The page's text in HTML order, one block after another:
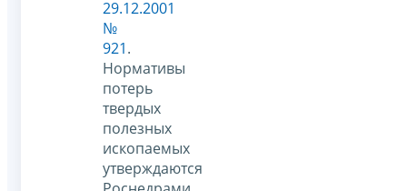
29.12.2001
№
921.
Нормативы
потерь
твердых
полезных
ископаемых
утверждаются